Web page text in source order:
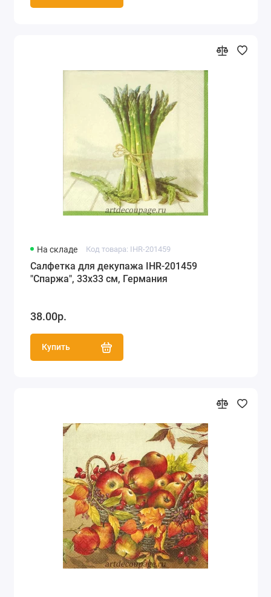
На складе Код товара: IHR-201459
Салфетка для декупажа IHR-201459
"Спаржа", 33х33 см, Германия
38.00р.
Купить